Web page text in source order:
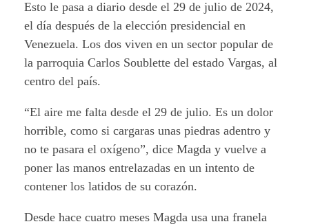
Esto le pasa a diario desde el 29 de julio de 2024,
el día después de la elección presidencial en
Venezuela. Los dos viven en un sector popular de
la parroquia Carlos Soublette del estado Vargas, al
centro del país.
“El aire me falta desde el 29 de julio. Es un dolor
horrible, como si cargaras unas piedras adentro y
no te pasara el oxígeno”, dice Magda y vuelve a
poner las manos entrelazadas en un intento de
contener los latidos de su corazón.
Desde hace cuatro meses Magda usa una franela